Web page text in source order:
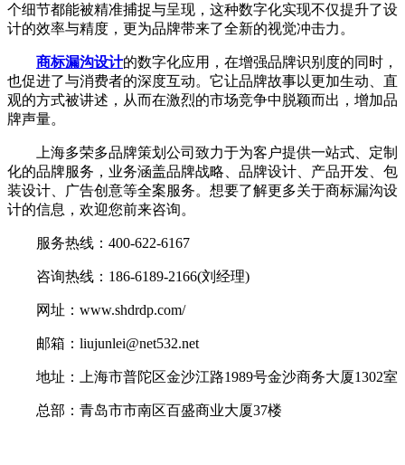
个细节都能被精准捕捉与呈现，这种数字化实现不仅提升了设
计的效率与精度，更为品牌带来了全新的视觉冲击力。
商标漏沟设计的数字化应用，在增强品牌识别度的同时，
也促进了与消费者的深度互动。它让品牌故事以更加生动、直
观的方式被讲述，从而在激烈的市场竞争中脱颖而出，增加品
牌声量。
上海多荣多品牌策划公司致力于为客户提供一站式、定制
化的品牌服务，业务涵盖品牌战略、品牌设计、产品开发、包
装设计、广告创意等全案服务。想要了解更多关于商标漏沟设
计的信息，欢迎您前来咨询。
服务热线：400-622-6167
咨询热线：186-6189-2166(刘经理)
网址：www.shdrdp.com/
邮箱：liujunlei@net532.net
地址：上海市普陀区金沙江路1989号金沙商务大厦1302室
总部：青岛市市南区百盛商业大厦37楼